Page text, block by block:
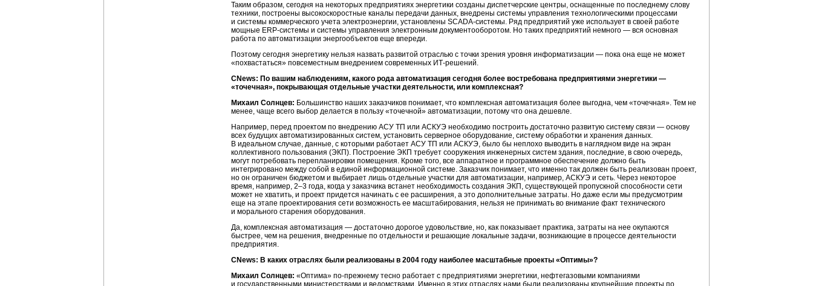
Таким образом, сегодня на некоторых предприятиях энергетики созданы диспетчерские центры, оснащенные по последнему слову
техники, построены высокоскоростные каналы передачи данных, внедрены системы управления технологическими процессами
и системы коммерческого учета электроэнергии, установлены SCADA-системы. Ряд предприятий уже использует в своей работе
мощные ERP-системы и системы управления электронным документооборотом. Но таких предприятий немного — вся основная
работа по автоматизации энергообъектов еще впереди.
Поэтому сегодня энергетику нельзя назвать развитой отраслью с точки зрения уровня информатизации — пока она еще не может
«похвастаться» повсеместным внедрением современных ИТ-решений.
CNews: По вашим наблюдениям, какого рода автоматизация сегодня более востребована предприятиями энергетики —
«точечная», покрывающая отдельные участки деятельности, или комплексная?
Михаил Солнцев: Большинство наших заказчиков понимает, что комплексная автоматизация более выгодна, чем «точечная». Тем не
менее, чаще всего выбор делается в пользу «точечной» автоматизации, потому что она дешевле.
Например, перед проектом по внедрению АСУ ТП или АСКУЭ необходимо построить достаточно развитую систему связи — основу
всех будущих автоматизированных систем, установить серверное оборудование, систему обработки и хранения данных.
В идеальном случае, данные, с которыми работает АСУ ТП или АСКУЭ, было бы неплохо выводить в наглядном виде на экран
коллективного пользования (ЭКП). Построение ЭКП требует сооружения инженерных систем здания, последние, в свою очередь,
могут потребовать перепланировки помещения. Кроме того, все аппаратное и программное обеспечение должно быть
интегрировано между собой в единой информационной системе. Заказчик понимает, что именно так должен быть реализован проект,
но он ограничен бюджетом и выбирает лишь отдельные участки для автоматизации, например, АСКУЭ и сеть. Через некоторое
время, например, 2–3 года, когда у заказчика встанет необходимость создания ЭКП, существующей пропускной способности сети
может не хватить, и проект придется начинать с ее расширения, а это дополнительные затраты. Но даже если мы предусмотрим
еще на этапе проектирования сети возможность ее масштабирования, нельзя не принимать во внимание факт технического
и морального старения оборудования.
Да, комплексная автоматизация — достаточно дорогое удовольствие, но, как показывает практика, затраты на нее окупаются
быстрее, чем на решения, внедренные по отдельности и решающие локальные задачи, возникающие в процессе деятельности
предприятия.
CNews: В каких отраслях были реализованы в 2004 году наиболее масштабные проекты «Оптимы»?
Михаил Солнцев: «Оптима» по-прежнему тесно работает с предприятиями энергетики, нефтегазовыми компаниями
и государственными министерствами и ведомствами. Именно в этих отраслях нами были реализованы крупнейшие проекты по